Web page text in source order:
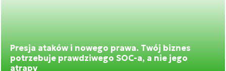
Presja ataków i nowego prawa. Twój biznes
potrzebuje prawdziwego SOC-a, a nie jego
atrapy